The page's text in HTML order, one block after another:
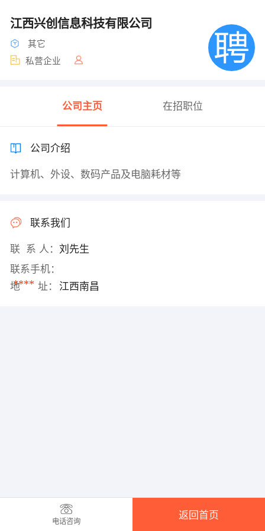
江西兴创信息科技有限公司
其它
私营企业
公司主页 在招职位
公司介绍
计算机、外设、数码产品及电脑耗材等
联系我们
联 系 人： 刘先生
联系手机：
****
地 址： 江西南昌
电话咨询
返回首页